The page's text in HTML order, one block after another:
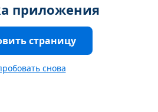
приложения
страницу
снова